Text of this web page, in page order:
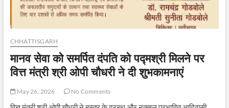
कुपोषण
CHHATTISGARH
मानव सेवा को समर्पित दंपति को पद्मश्री मिलने पर
वित्त मंत्री श्री ओपी चौधरी ने दी शुभकामनाएं
May 26, 2026 No Comments